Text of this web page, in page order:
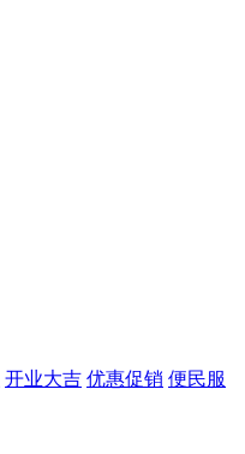
开业大吉 优惠促销 便民服